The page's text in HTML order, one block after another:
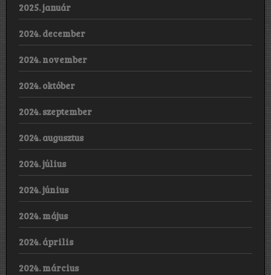
2025. január
2024. december
2024. november
2024. október
2024. szeptember
2024. augusztus
2024. július
2024. június
2024. május
2024. április
2024. március